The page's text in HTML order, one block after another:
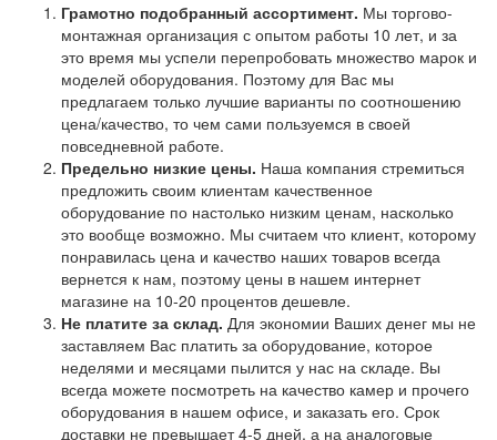
Грамотно подобранный ассортимент. Мы торгово-
монтажная организация с опытом работы 10 лет, и за
это время мы успели перепробовать множество марок и
моделей оборудования. Поэтому для Вас мы
предлагаем только лучшие варианты по соотношению
цена/качество, то чем сами пользуемся в своей
повседневной работе.
Предельно низкие цены. Наша компания стремиться
предложить своим клиентам качественное
оборудование по настолько низким ценам, насколько
это вообще возможно. Мы считаем что клиент, которому
понравилась цена и качество наших товаров всегда
вернется к нам, поэтому цены в нашем интернет
магазине на 10-20 процентов дешевле.
Не платите за склад. Для экономии Ваших денег мы не
заставляем Вас платить за оборудование, которое
неделями и месяцами пылится у нас на складе. Вы
всегда можете посмотреть на качество камер и прочего
оборудования в нашем офисе, и заказать его. Срок
доставки не превышает 4-5 дней, а на аналоговые